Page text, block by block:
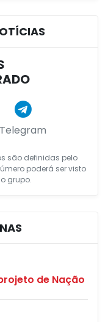
Telegram
são definidas pelo
poderá ser visto
grupo.
de Nação